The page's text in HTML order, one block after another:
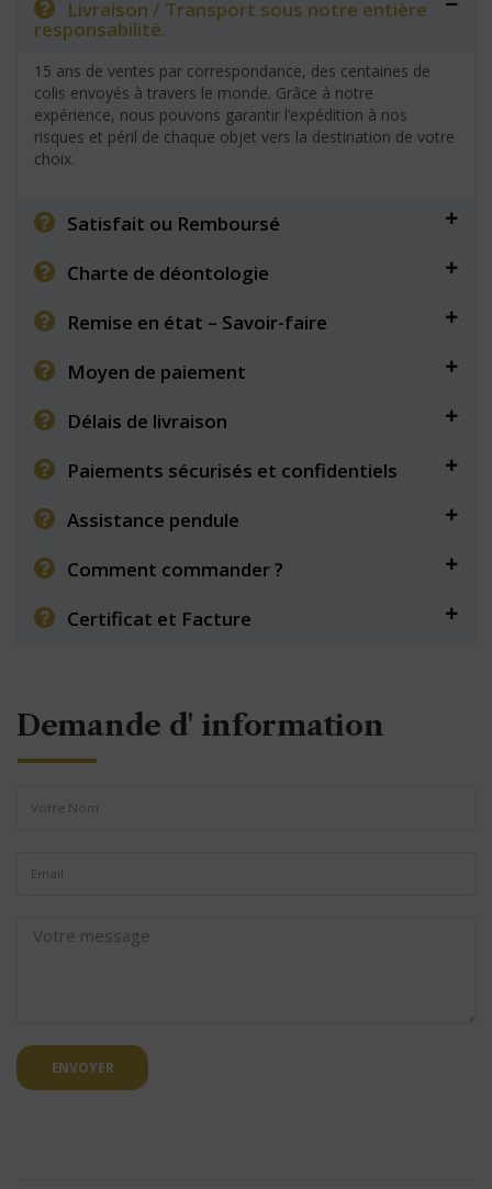
Livraison / Transport sous notre entière
responsabilité.
15 ans de ventes par correspondance, des centaines de
colis envoyés à travers le monde. Grâce à notre
expérience, nous pouvons garantir l’expédition à nos
risques et péril de chaque objet vers la destination de votre
choix.
Satisfait ou Remboursé
Charte de déontologie
Remise en état – Savoir-faire
Moyen de paiement
Délais de livraison
Paiements sécurisés et confidentiels
Assistance pendule
Comment commander ?
Certificat et Facture
Demande d' information
ENVOYER